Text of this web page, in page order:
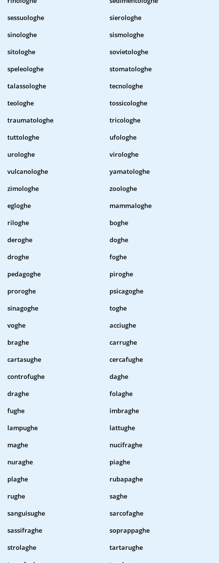
sessuologhe
sierologhe
sinologhe
sismologhe
sitologhe
sovietologhe
speleologhe
stomatologhe
talassologhe
tecnologhe
teologhe
tossicologhe
traumatologhe
tricologhe
tuttologhe
ufologhe
urologhe
virologhe
vulcanologhe
yamatologhe
zimologhe
zoologhe
egloghe
mammaloghe
riloghe
boghe
deroghe
doghe
droghe
foghe
pedagoghe
piroghe
proroghe
psicagoghe
sinagoghe
toghe
voghe
acciughe
braghe
carrughe
cartasughe
cercafughe
controfughe
daghe
draghe
folaghe
fughe
imbraghe
lampughe
lattughe
maghe
nucifraghe
nuraghe
piaghe
plaghe
rubapaghe
rughe
saghe
sanguisughe
sarcofaghe
sassifraghe
soprappaghe
strolaghe
tartarughe